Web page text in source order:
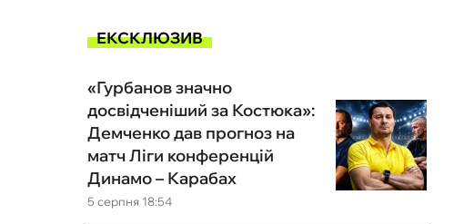
ЕКСКЛЮЗИВ
5 серпня 18:54
«Гурбанов значно
досвідченіший за Костюка»:
Демченко дав прогноз на
матч Ліги конференцій
Динамо – Карабах